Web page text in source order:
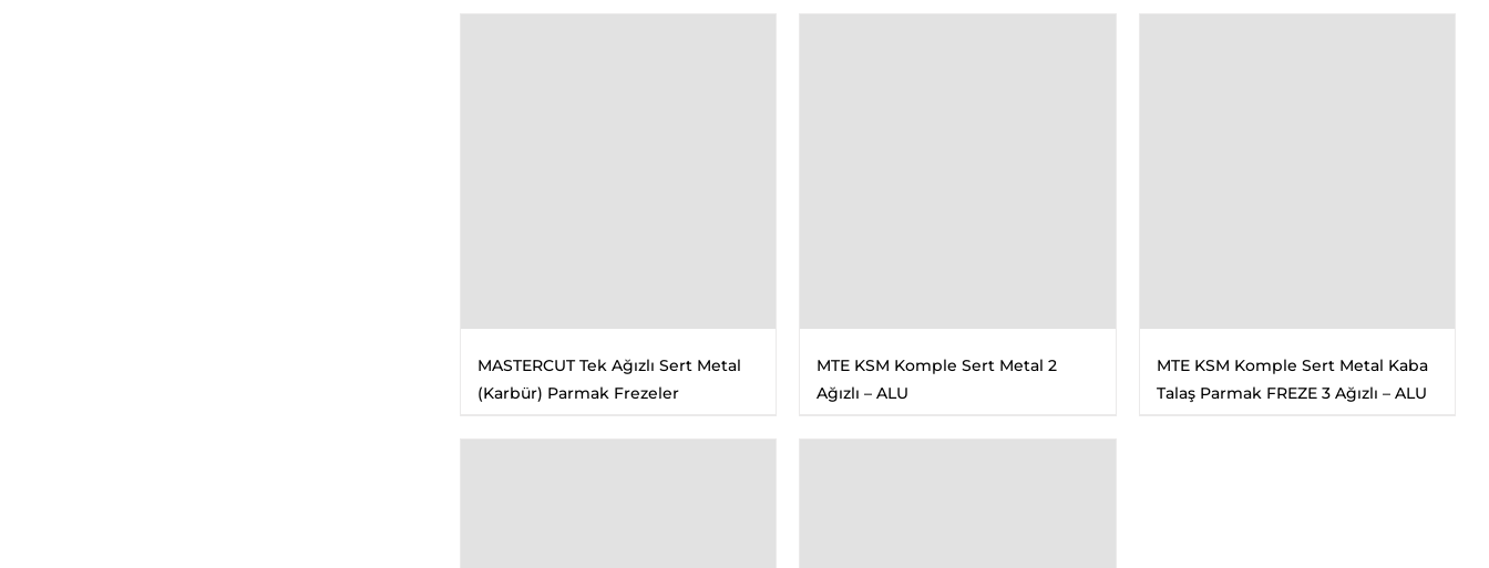
MASTERCUT Tek Ağızlı Sert Metal
(Karbür) Parmak Frezeler
MTE KSM Komple Sert Metal 2
Ağızlı – ALU
MTE KSM Komple Sert Metal Kaba
Talaş Parmak FREZE 3 Ağızlı – ALU